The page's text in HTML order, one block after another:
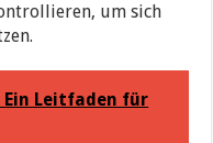
um sich
Ein Leitfaden für